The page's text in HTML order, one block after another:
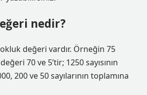
nedir?
değeri vardır. Örneğin 75
70 ve 5’tir; 1250 sayısının
200 ve 50 sayılarının toplamına